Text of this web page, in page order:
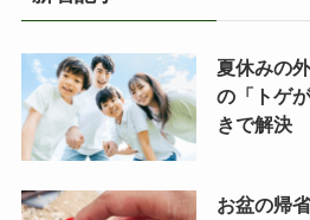
夏休みの
の「トゲ
きで解決
お盆の帰